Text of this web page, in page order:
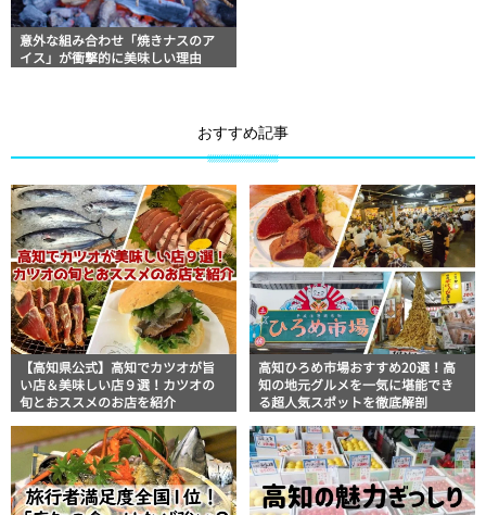
意外な組み合わせ「焼きナスのア
イス」が衝撃的に美味しい理由
おすすめ記事
【高知県公式】高知でカツオが旨
い店＆美味しい店９選！カツオの
旬とおススメのお店を紹介
高知ひろめ市場おすすめ20選！高
知の地元グルメを一気に堪能でき
る超人気スポットを徹底解剖